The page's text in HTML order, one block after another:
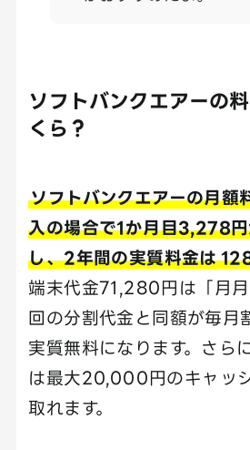
ソフトバンクエアーの
くら？
ソフトバンクエアーの月額
入の場合で1か月目3,278
し、2年間の実質料金は
端末代金71,280円は「月
回の分割代金と同額が毎月
実質無料になります。さら
は最大20,000円のキャッ
取れます。